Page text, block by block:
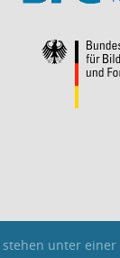
unter einer